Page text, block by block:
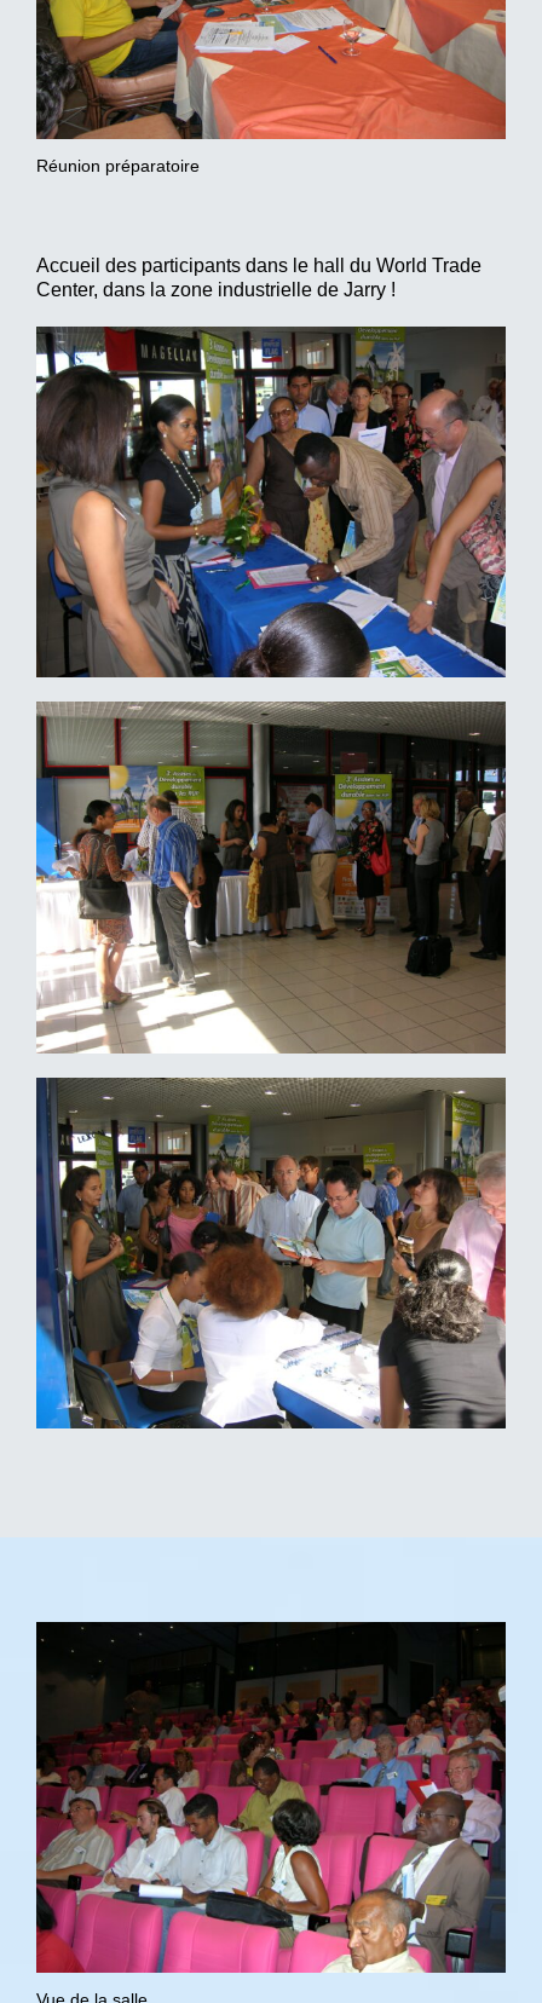
Réunion préparatoire
Accueil des participants dans le hall du World Trade
Center, dans la zone industrielle de Jarry !